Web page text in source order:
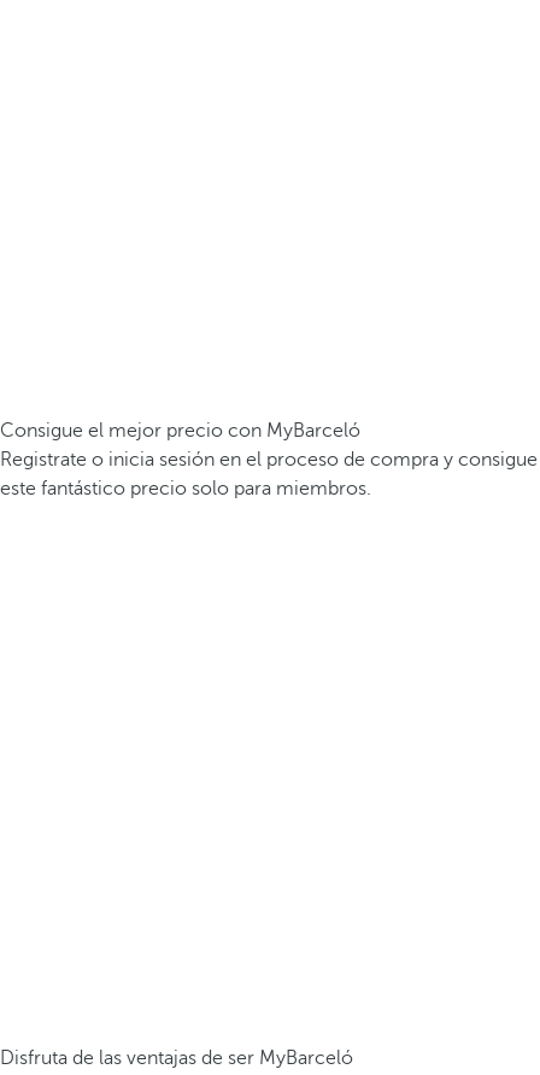
Consigue el mejor precio con MyBarceló
Registrate o inicia sesión en el proceso de compra y consigue
este fantástico precio solo para miembros.
Disfruta de las ventajas de ser MyBarceló